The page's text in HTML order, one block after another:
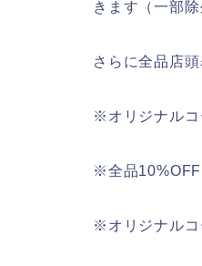
きます（一部除
さらに全品店
※オリジナルコ
※全品10%OFF
※オリジナルコ